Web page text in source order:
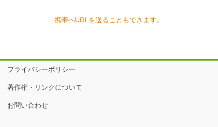
携帯へURLを送ることもできます。
プライバシーポリシー
著作権・リンクについて
お問い合わせ